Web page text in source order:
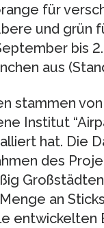
für
und grün
bis
aus
stammen
Institut
hat. Die
des
an
entwickelten